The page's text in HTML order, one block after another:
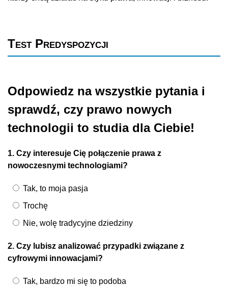
Test Predyspozycji
Odpowiedz na wszystkie pytania i
sprawdź, czy prawo nowych
technologii to studia dla Ciebie!
1. Czy interesuje Cię połączenie prawa z
nowoczesnymi technologiami?
Tak, to moja pasja
Trochę
Nie, wolę tradycyjne dziedziny
2. Czy lubisz analizować przypadki związane z
cyfrowymi innowacjami?
Tak, bardzo mi się to podoba